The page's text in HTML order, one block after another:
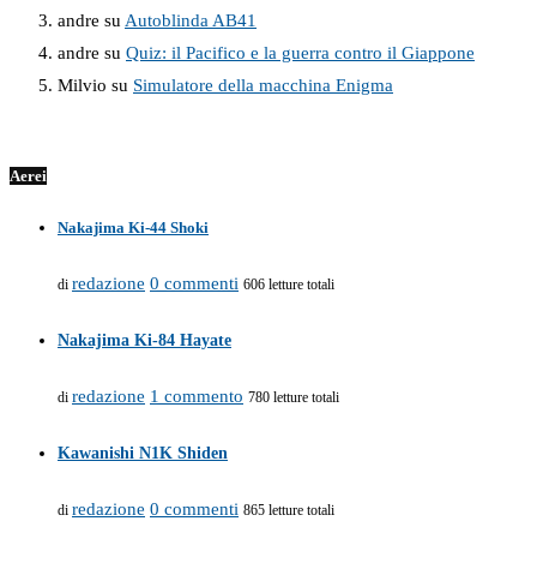
andre su Autoblinda AB41
andre su Quiz: il Pacifico e la guerra contro il Giappone
Milvio su Simulatore della macchina Enigma
Aerei
Nakajima Ki-44 Shoki
di redazione 0 commenti 606 letture totali
Nakajima Ki-84 Hayate
di redazione 1 commento 780 letture totali
Kawanishi N1K Shiden
di redazione 0 commenti 865 letture totali